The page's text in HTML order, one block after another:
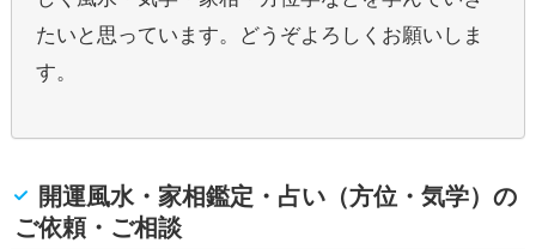
たいと思っています。どうぞよろしくお願いしま
す。
開運風水・家相鑑定・占い（方位・気学）の
ご依頼・ご相談